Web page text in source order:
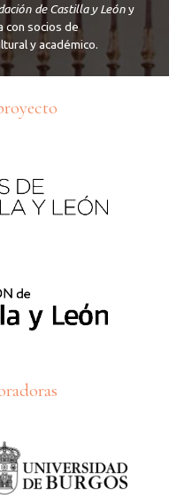
de Castilla y Leóny
con socios de
y académico.